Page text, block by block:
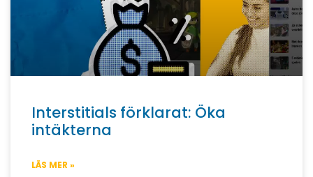
Interstitials förklarat: Öka
intäkterna
LÄS MER »